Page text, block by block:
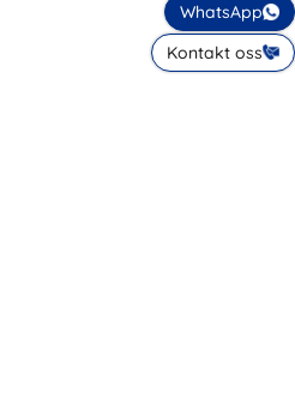
WhatsApp
Kontakt oss